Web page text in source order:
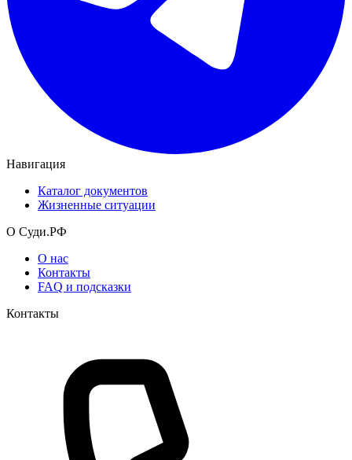
Навигация
Каталог документов
Жизненные ситуации
О Суди.РФ
О нас
Контакты
FAQ и подсказки
Контакты